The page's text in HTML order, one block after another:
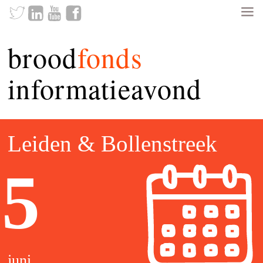
broodfonds
informatieavond
Leiden & Bollenstreek
5